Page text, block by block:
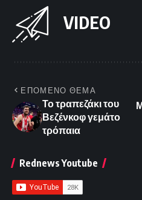
VIDEO
ΕΠΟΜΕΝΟ ΘΕΜΑ
Το τραπεζάκι του
Βεζένκοφ γεμάτο
τρόπαια
Rednews Youtube